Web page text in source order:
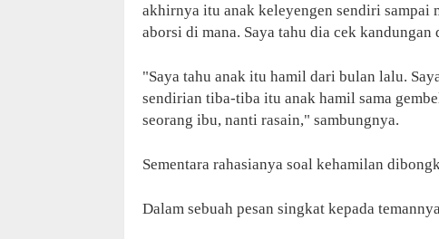
akhirnya itu anak keleyengen sendiri sampai
aborsi di mana. Saya tahu dia cek
"Saya tahu anak itu hamil dari bulan lalu.
sendirian tiba-tiba itu anak hamil sama
seorang ibu, nanti rasain," sambungnya.
Sementara rahasianya soal kehamilan
Dalam sebuah pesan singkat kepada